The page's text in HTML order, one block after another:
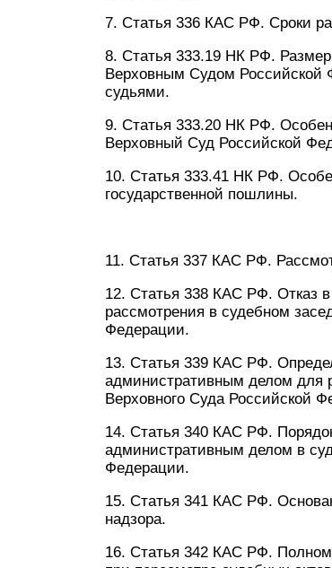
7. Статья 336 КАС РФ. Сроки
8. Статья 333.19 НК РФ.
Верховным Судом
судьями.
9. Статья 333.20 НК РФ.
Верховный Суд Российской
10. Статья 333.41 НК РФ.
государственной пошлины.
11. Статья 337 КАС РФ.
12. Статья 338 КАС РФ. Отказ
рассмотрения в судебном
Федерации.
13. Статья 339 КАС РФ.
административным делом для
Верховного Суда Российской
14. Статья 340 КАС РФ.
административным делом в
Федерации.
15. Статья 341 КАС РФ.
надзора.
16. Статья 342 КАС РФ.